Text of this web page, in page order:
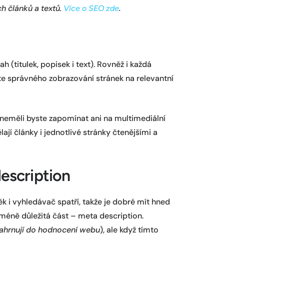
článků a textů. Více o SEO zde.
(titulek, popisek i text). Rovněž i každá
správného zobrazování stránek na relevantní
byste zapomínat ani na multimediální
články i jednotlivé stránky čtenějšími a
i vyhledávač spatří, takže je dobré mít hned
důležitá část – meta description.
do hodnocení webu), ale když tímto